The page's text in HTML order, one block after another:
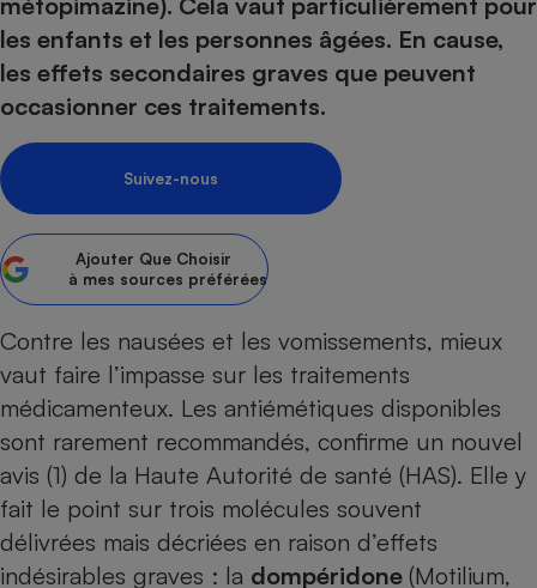
les enfants et les personnes âgées. En cause,
les effets secondaires graves que peuvent
occasionner ces traitements.
Suivez-nous
Ajouter Que Choisir
à mes sources préférées
Contre les nausées et les vomissements, mieux
vaut faire l’impasse sur les traitements
médicamenteux. Les antiémétiques disponibles
sont rarement recommandés, confirme un nouvel
avis (1) de la Haute Autorité de santé (HAS). Elle y
fait le point sur trois molécules souvent
délivrées mais décriées en raison d’effets
indésirables graves : la dompéridone (Motilium,
Sécurité - Hygiène
Supermarché - Drive
Assurance
Banque - Crédit
Epargne - Fiscalité
Mutuelle
Circulation routière
Contrôle technique -
Pièce détachée
Moto
Comparateur auto
Supermarché - Drive
Comparatif plaque à
Comparatif hotte
Comparatif aspirateur
Comparatif cafetière
Comparatif robot cuiseur
Comparatif centrale
Gros électroménager
Petit électroménager -
Comparatif barre de son
Comparatif imprimante
Comparatif tablette
Image et son
Informatique
Internet
Téléphonie
Crédit immobilier
Comparatif poêle à
Comparatif radiateur
Bricolage - Jardinage
Chauffage
Produit d'entretien
Sécurité domestique
Maison de retraite
Retraite
Choisir son fioul
Choisir son pellet
Comparateur assurance emprunteur
Tous les comparateurs
Speedtest - Testez le débit de votre
connexion Internet